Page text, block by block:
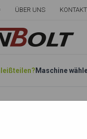
ÜBER UNS KONTAKT
Maschine